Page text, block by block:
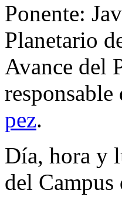
Ponente:
Planetario
Avance del
pez.
Día, hora y
del Campus